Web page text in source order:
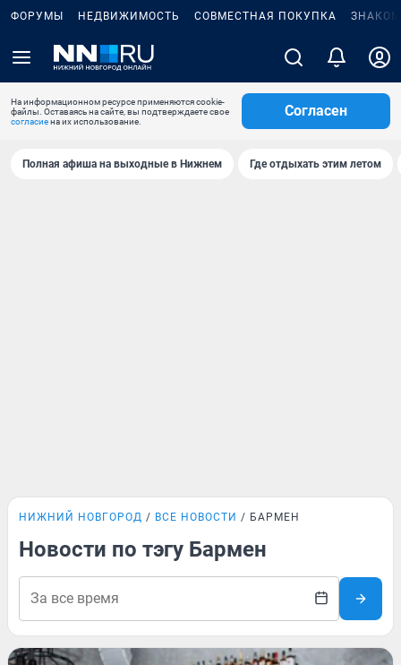
ФОРУМЫ НЕДВИЖИМОСТЬ СОВМЕСТНАЯ ПОКУПКА
На информационном ресурсе применяются cookie-
файлы. Оставаясь на сайте, вы подтверждаете свое
согласиена их использование.
Согласен
Полная афиша на выходные в Нижнем Где отдыхать этим летом
НИЖНИЙ НОВГОРОД ВСЕ НОВОСТИ БАРМЕН
Новости по тэгу Бармен